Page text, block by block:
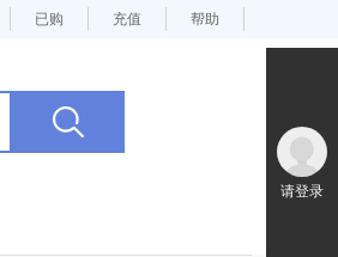
已购 充值 帮助
请登录